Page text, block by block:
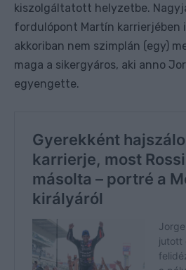
kiszolgáltatott helyzetbe.
fordulópont Martín karrierjében
akkoriban nem szimplán (egy)
maga a sikergyáros, aki anno
egyengette.